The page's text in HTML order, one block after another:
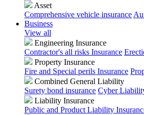
Asset
Comprehensive vehicle insurance
Business
View all
Engineering Insurance
Contractor's all risks Insurance
Property Insurance
Fire and Special perils Insurance
Combined General Liability
Surety bond insurance Cyber
Liability Insurance
Public and Product Liability